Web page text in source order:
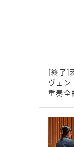
[終了]
ヴェン
重奏全